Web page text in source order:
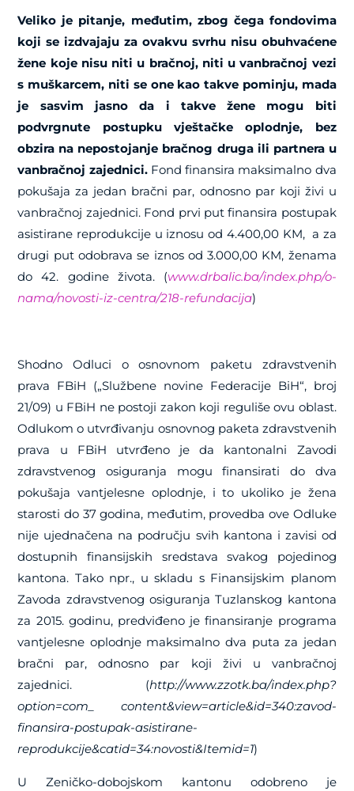
Veliko je pitanje, međutim, zbog čega fondovima
koji se izdvajaju za ovakvu svrhu nisu obuhvaćene
žene koje nisu niti u bračnoj, niti u vanbračnoj vezi
s muškarcem, niti se one kao takve pominju, mada
je sasvim jasno da i takve žene mogu biti
podvrgnute postupku vještačke oplodnje, bez
obzira na nepostojanje bračnog druga ili partnera u
vanbračnoj zajednici.Fond finansira maksimalno dva
pokušaja za jedan bračni par, odnosno par koji živi u
vanbračnoj zajednici. Fond prvi put finansira postupak
asistirane reprodukcije u iznosu od 4.400,00 KM, a za
drugi put odobrava se iznos od 3.000,00 KM, ženama
do 42. godine života. (www.drbalic.ba/index.php/o-
nama/novosti-iz-centra/218-refundacija)
Shodno Odluci o osnovnom paketu zdravstvenih
prava FBiH („Službene novine Federacije BiH“, broj
21/09) u FBiH ne postoji zakon koji reguliše ovu oblast.
Odlukom o utvrđivanju osnovnog paketa zdravstvenih
prava u FBiH utvrđeno je da kantonalni Zavodi
zdravstvenog osiguranja mogu finansirati do dva
pokušaja vantjelesne oplodnje, i to ukoliko je žena
starosti do 37 godina, međutim, provedba ove Odluke
nije ujednačena na području svih kantona i zavisi od
dostupnih finansijskih sredstava svakog pojedinog
kantona. Tako npr., u skladu s Finansijskim planom
Zavoda zdravstvenog osiguranja Tuzlanskog kantona
za 2015. godinu, predviđeno je finansiranje programa
vantjelesne oplodnje maksimalno dva puta za jedan
bračni par, odnosno par koji živi u vanbračnoj
zajednici. (http://www.zzotk.ba/index.php?
option=com_ content&view=article&id=340:zavod-
finansira-postupak-asistirane-
reprodukcije&catid=34:novosti&Itemid=1)
U Zeničko-dobojskom kantonu odobreno je